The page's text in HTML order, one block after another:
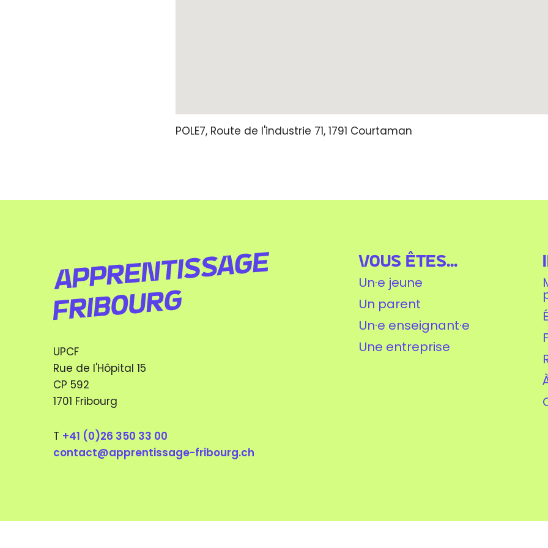
POLE7, Route de l'industrie 71, 1791 Courtaman
UPCF
Rue de l'Hôpital 15
CP 592
1701 Fribourg
T +41 (0)26 350 33 00
contact@apprentissage-fribourg.ch
Vous êtes...
Un·e jeune
Un parent
Un·e enseignant·e
Une entreprise